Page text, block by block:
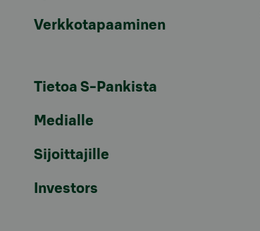
Verkkotapaaminen
Tietoa S-Pankista
Medialle
Sijoittajille
Investors